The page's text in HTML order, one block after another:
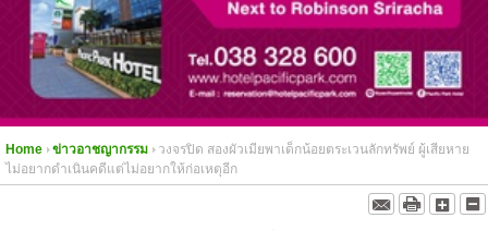
Home ข่าวอาชญากรรม
วงจรปิด สองผัวเมียพาเด็กน้อยตระเวนลักทรัพย์ ผู้เสียหาย
ไม่อยากดำเนินคดีแต่ไม่อยากให้ก่อเหตุอีก